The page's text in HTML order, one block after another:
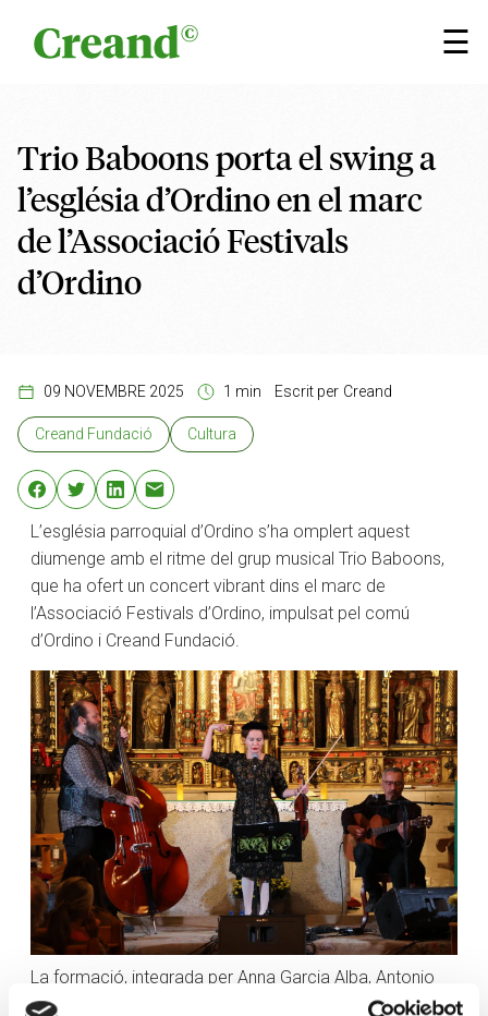
☰
×
Trio Baboons porta el swing a
l’església d’Ordino en el marc
de l’Associació Festivals
d’Ordino
09 NOVEMBRE 2025 1 min Escrit per Creand
Creand Fundació Cultura
L’església parroquial d’Ordino s’ha omplert aquest
diumenge amb el ritme del grup musical Trio Baboons,
que ha ofert un concert vibrant dins el marc de
l’Associació Festivals d’Ordino, impulsat pel comú
d’Ordino i Creand Fundació.
La formació, integrada per Anna Garcia Alba, Antonio
d’Antoni i Ramon Elias Gabernet, ha meravellat el públic